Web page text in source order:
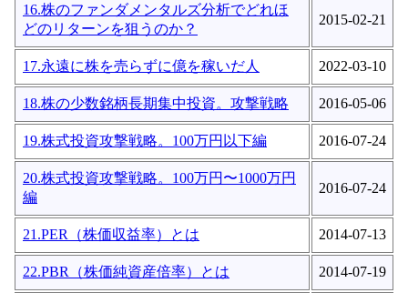
16.株のファンダメンタルズ分析でどれほ
どのリターンを狙うのか？
2015-02-21
17.永遠に株を売らずに億を稼いだ人 2022-03-10
18.株の少数銘柄長期集中投資。攻撃戦略 2016-05-06
19.株式投資攻撃戦略。100万円以下編 2016-07-24
20.株式投資攻撃戦略。100万円〜1000万円
編
2016-07-24
21.PER（株価収益率）とは 2014-07-13
22.PBR（株価純資産倍率）とは 2014-07-19